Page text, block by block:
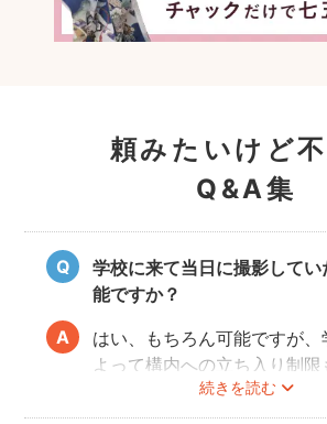
頼みたいけど
Q&A集
学校に来て当日に撮影して
能ですか？
続きを読む
はい、もちろん可能ですが
よって構内への立ち入り制
で、事前にご確認をお願いい